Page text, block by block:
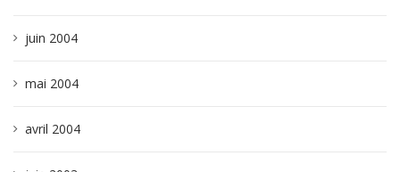
juin 2004
mai 2004
avril 2004